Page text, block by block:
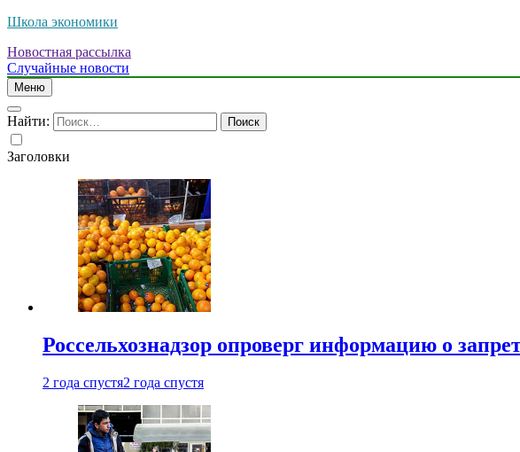
Школа экономики
Новостная рассылка
Случайные новости
Меню
Найти:
Заголовки
Россельхознадзор опроверг информацию о
2 года спустя2 года спустя